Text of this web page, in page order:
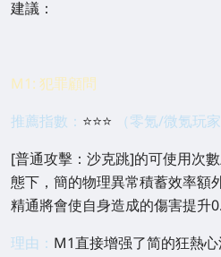
建議：
M1: 犯罪顧問
推薦指數： ⭐⭐⭐ （零氪/微氪玩家
[普通攻擊：沙克跳]的可使用次
態下，簡的物理異常積蓄效率額
精通將會使自身造成的傷害提升
理由： M1直接增强了简的狂熱